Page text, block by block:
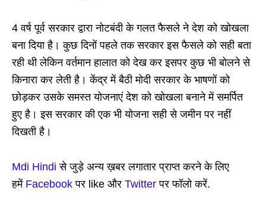
4 वर्ष पूर्व सरकार द्वारा नोटबंदी के गलत फैसले ने देश को खोखला
बना दिया है। कुछ दिनों पहले तक सरकार इस फैसले को सही बता
रही थी लेकिन वर्तमान हालात को देख कर इसपर कुछ भी बोलने से
किनारा कर लेती है। केंद्र में बैठी मोदी सरकार के भाषणों को
छोड़कर उसके समस्त योजनाएं देश को खोखला बनाने में समर्पित
हुए है। इस सरकार की एक भी योजना सही से जमीन पर नहीं
दिखती है।
Mdi Hindi से जुड़े अन्य ख़बर लगातार प्राप्त करने के लिए
हमें Facebook पर like और Twitterपर फॉलो करें.